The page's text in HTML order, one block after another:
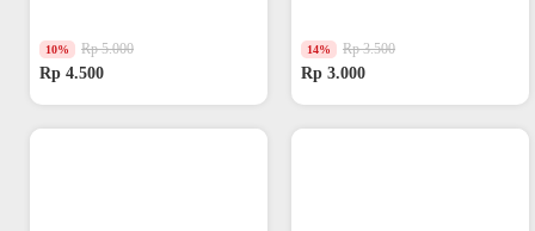
10% Rp 5.000
Rp 4.500
14% Rp 3.500
Rp 3.000